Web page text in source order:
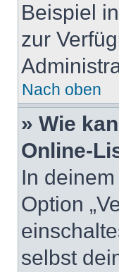
Beispiel
zur
Nach oben
» Wie
Online-
In
Option
selbst